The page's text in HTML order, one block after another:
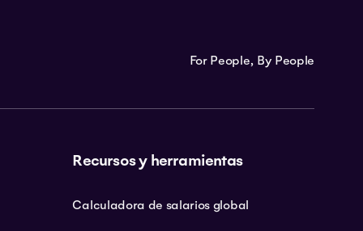
For People, By People
Recursos y herramientas
Calculadora de salarios global